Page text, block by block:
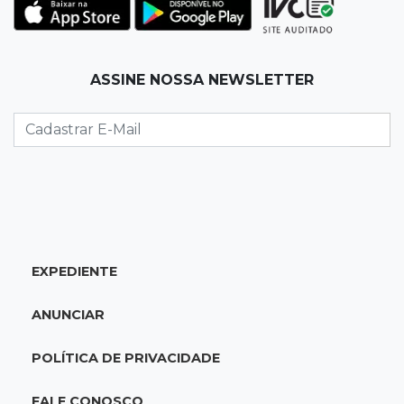
22:42Resumão
Palmeiras e Vasco confirmam vagas nas
Eleitorado aprova teste da urna, mas diz que
colinha será "fundamental"
Escolas municipais lideram notas do Ensino
ASSINE NOSSA NEWSLETTER
EXPEDIENTE
ANUNCIAR
POLÍTICA DE PRIVACIDADE